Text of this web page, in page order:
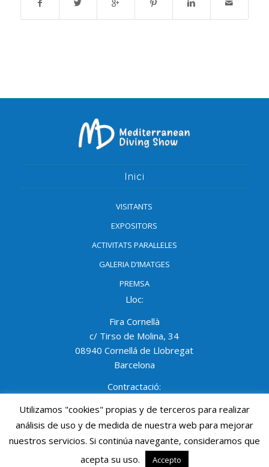
Inici
VISITANTS
EXPOSITORS
ACTIVITATS PARAL·LELES
GALERIA D’IMATGES
PREMSA
Lloc:
Fira Cornellà
c/ Tirso de Molina, 34
08940 Cornellá de Llobregat
Barcelona
Contractació:
NELLY GRACIA
Tel: 93 474 02 02 Ext. 1403
Mòbil: 690 691 950
ngracia@procornella.cat
© Mediterranean Diving Show - Mdivingshow - PROCORNELLA - All
Utilizamos "cookies" propias y de terceros para realizar
análisis de uso y de medida de nuestra web para mejorar
nuestros servicios. Si continúa navegante, consideramos que
acepta su uso.
Accepto